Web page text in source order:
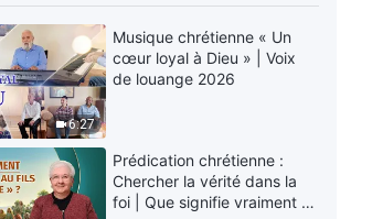
5:22
sincèrement ? »
5:04
Musique chrétienne « Les gens
n'ont tout simplement pas donné
leur cœur à Dieu »
6:27
Musique chrétienne « Un
cœur loyal à Dieu » | Voix
de louange 2026
Prédication chrétienne :
Chercher la vérité dans la
foi | Que signifie vraiment «